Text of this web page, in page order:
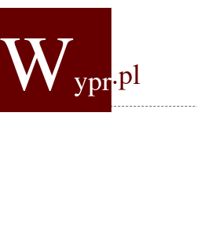
Wypr.pl